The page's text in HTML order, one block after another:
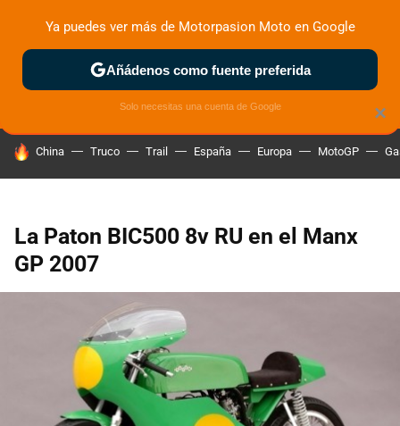
ZONA DE PRUEBAS DEPORTIVAS MOTOS ELÉCTRICAS
HOY SE HABLA DE
China Truco Trail España Europa MotoGP
La Paton BIC500 8v RU en el Manx
GP 2007
×
Ya puedes ver más de Motorpasion Moto en Google
Añádenos como fuente preferida
Solo necesitas una cuenta de Google